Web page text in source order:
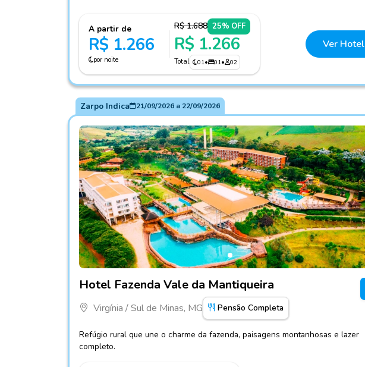
A partir de
R$ 1.266
por noite
R$ 1.688 25% OFF
R$ 1.266
Total 01• 01• 02
Ver Hotel
Zarpo Indica 21/09/2026a 22/09/2026
Hotel Fazenda Vale da Mantiqueira
Virgínia / Sul de Minas, MG Pensão Completa
Refúgio rural que une o charme da fazenda, paisagens montanhosas e lazer
completo.